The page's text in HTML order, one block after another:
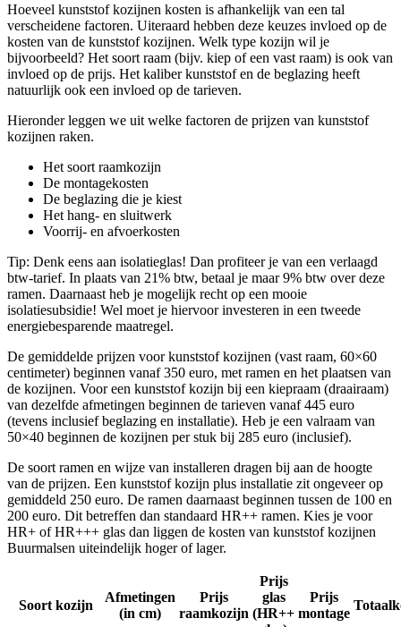
Hoeveel kunststof kozijnen kosten is afhankelijk van een tal
verscheidene factoren. Uiteraard hebben deze keuzes invloed op de
kosten van de kunststof kozijnen. Welk type kozijn wil je
bijvoorbeeld? Het soort raam (bijv. kiep of een vast raam) is ook van
invloed op de prijs. Het kaliber kunststof en de beglazing heeft
natuurlijk ook een invloed op de tarieven.
Hieronder leggen we uit welke factoren de prijzen van kunststof
kozijnen raken.
Het soort raamkozijn
De montagekosten
De beglazing die je kiest
Het hang- en sluitwerk
Voorrij- en afvoerkosten
Tip: Denk eens aan isolatieglas! Dan profiteer je van een verlaagd
btw-tarief. In plaats van 21% btw, betaal je maar 9% btw over deze
ramen. Daarnaast heb je mogelijk recht op een mooie
isolatiesubsidie! Wel moet je hiervoor investeren in een tweede
energiebesparende maatregel.
De gemiddelde prijzen voor kunststof kozijnen (vast raam, 60×60
centimeter) beginnen vanaf 350 euro, met ramen en het plaatsen van
de kozijnen. Voor een kunststof kozijn bij een kiepraam (draairaam)
van dezelfde afmetingen beginnen de tarieven vanaf 445 euro
(tevens inclusief beglazing en installatie). Heb je een valraam van
50×40 beginnen de kozijnen per stuk bij 285 euro (inclusief).
De soort ramen en wijze van installeren dragen bij aan de hoogte
van de prijzen. Een kunststof kozijn plus installatie zit ongeveer op
gemiddeld 250 euro. De ramen daarnaast beginnen tussen de 100 en
200 euro. Dit betreffen dan standaard HR++ ramen. Kies je voor
HR+ of HR+++ glas dan liggen de kosten van kunststof kozijnen
Buurmalsen uiteindelijk hoger of lager.
Soort kozijn
Afmetingen
(in cm)
Prijs
raamkozijn
Prijs
glas
(HR++
Prijs
montage